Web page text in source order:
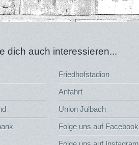
dich auch interessieren...
Friedhofstadion
Anfahrt
Union Julbach
Folge uns auf Facebook